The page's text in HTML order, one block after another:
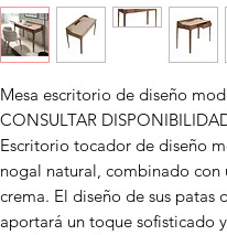
Mesa escritorio de diseño
CONSULTAR
Escritorio tocador de diseño
nogal natural, combinado
crema. El diseño de sus patas
aportará un toque sofisticado